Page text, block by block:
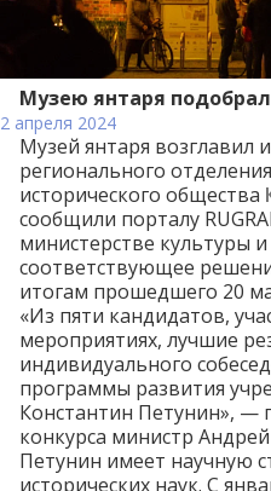
Музею янтаря
2 апреля 2024
Музей янтаря возглавил
регионального
исторического общества
сообщили порталу
министерстве культуры
соответствующее
итогам прошедшего 20
«Из пяти кандидатов,
мероприятиях, лучшие
индивидуального
программы развития
Константин Петунин», —
конкурса министр
Петунин имеет научную
исторических наук. С